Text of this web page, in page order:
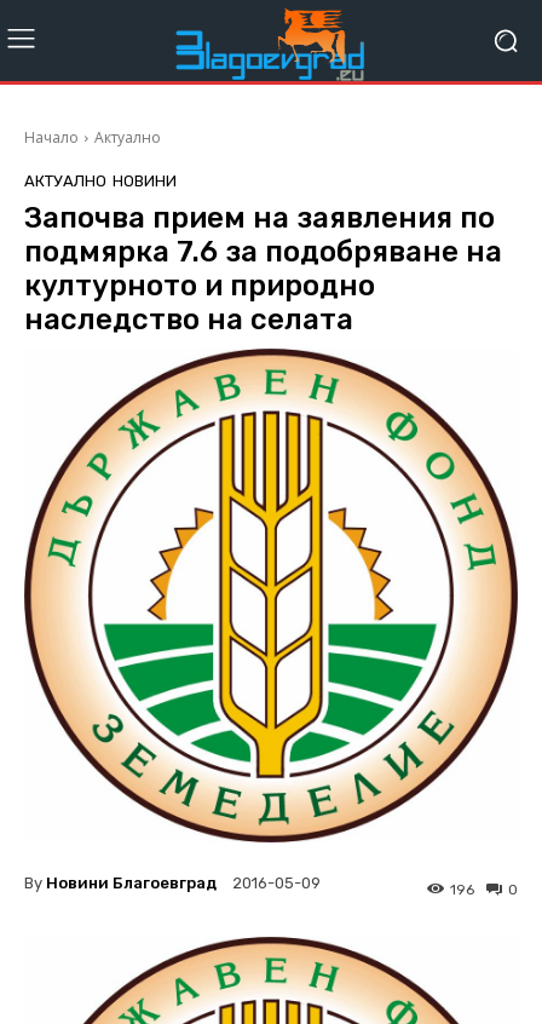
Начало Актуално
АКТУАЛНО НОВИНИ
Започва прием на заявления по
подмярка 7.6 за подобряване на
културното и природно
наследство на селата
By Новини Благоевград 2016-05-09 0
196